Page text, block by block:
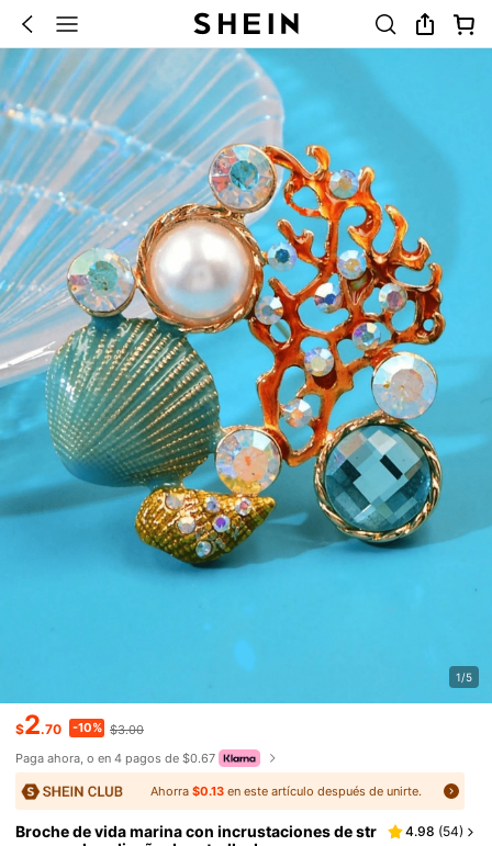
1/5
$2.70 -10% $3.00
Paga ahora, o en 4 pagos de $0.67
Ahorra$0.13 en este artículo después de unirte.
Broche de vida marina con incrustaciones de str
4.98 (54)